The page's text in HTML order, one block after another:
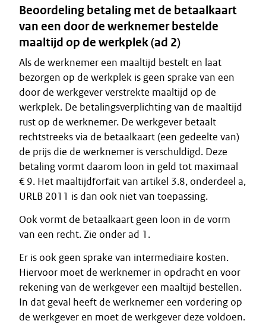
Beoordeling betaling met de betaalkaart
van een door de werknemer bestelde
maaltijd op de werkplek (ad 2)
Als de werknemer een maaltijd bestelt en laat
bezorgen op de werkplek is geen sprake van een
door de werkgever verstrekte maaltijd op de
werkplek. De betalingsverplichting van de maaltijd
rust op de werknemer. De werkgever betaalt
rechtstreeks via de betaalkaart (een gedeelte van)
de prijs die de werknemer is verschuldigd. Deze
betaling vormt daarom loon in geld tot maximaal
€ 9. Het maaltijdforfait van artikel 3.8, onderdeel a,
URLB 2011 is dan ook niet van toepassing.
Ook vormt de betaalkaart geen loon in de vorm
van een recht. Zie onder ad 1.
Er is ook geen sprake van intermediaire kosten.
Hiervoor moet de werknemer in opdracht en voor
rekening van de werkgever een maaltijd bestellen.
In dat geval heeft de werknemer een vordering op
de werkgever en moet de werkgever deze voldoen.